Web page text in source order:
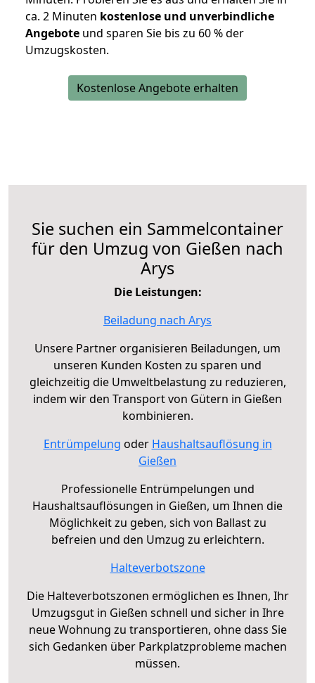
ca. 2 Minuten kostenlose und unverbindliche
Angebote und sparen Sie bis zu 60 % der
Umzugskosten.
Kostenlose Angebote erhalten
Sie suchen ein Sammelcontainer
für den Umzug von Gießen nach
Arys
Die Leistungen:
Beiladung nach Arys
Unsere Partner organisieren Beiladungen, um
unseren Kunden Kosten zu sparen und
gleichzeitig die Umweltbelastung zu reduzieren,
indem wir den Transport von Gütern in Gießen
kombinieren.
Entrümpelung oder Haushaltsauflösung in
Gießen
Professionelle Entrümpelungen und
Haushaltsauflösungen in Gießen, um Ihnen die
Möglichkeit zu geben, sich von Ballast zu
befreien und den Umzug zu erleichtern.
Halteverbotszone
Die Halteverbotszonen ermöglichen es Ihnen, Ihr
Umzugsgut in Gießen schnell und sicher in Ihre
neue Wohnung zu transportieren, ohne dass Sie
sich Gedanken über Parkplatzprobleme machen
müssen.